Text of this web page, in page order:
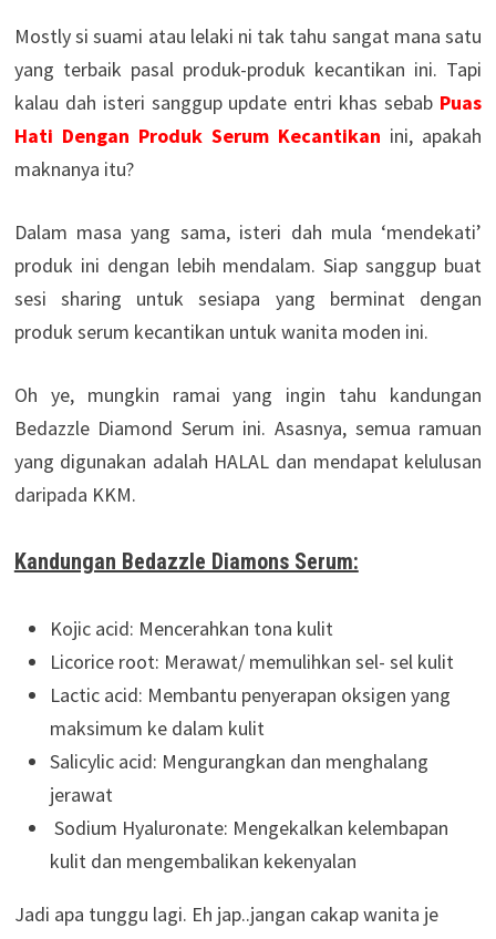
Mostly si suami atau lelaki ni tak tahu sangat mana satu
yang terbaik pasal produk-produk kecantikan ini. Tapi
kalau dah isteri sanggup update entri khas sebab Puas
Hati Dengan Produk Serum Kecantikan ini, apakah
maknanya itu?
Dalam masa yang sama, isteri dah mula ‘mendekati’
produk ini dengan lebih mendalam. Siap sanggup buat
sesi sharing untuk sesiapa yang berminat dengan
produk serum kecantikan untuk wanita moden ini.
Oh ye, mungkin ramai yang ingin tahu kandungan
Bedazzle Diamond Serum ini. Asasnya, semua ramuan
yang digunakan adalah HALAL dan mendapat kelulusan
daripada KKM.
Kandungan Bedazzle Diamons Serum:
Kojic acid: Mencerahkan tona kulit
Licorice root: Merawat/ memulihkan sel- sel kulit
Lactic acid: Membantu penyerapan oksigen yang
maksimum ke dalam kulit
Salicylic acid: Mengurangkan dan menghalang
jerawat
Sodium Hyaluronate: Mengekalkan kelembapan
kulit dan mengembalikan kekenyalan
Jadi apa tunggu lagi. Eh jap..jangan cakap wanita je